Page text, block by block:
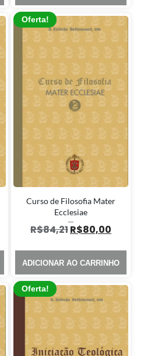
Oferta!
Curso de Filosofia Mater
Ecclesiae
R$84,21R$80,00
ADICIONAR AO CARRINHO
Oferta!